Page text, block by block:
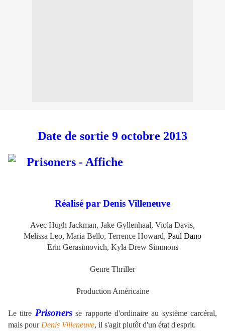
Date de sortie 9 octobre 2013
Réalisé par Denis Villeneuve
Avec Hugh Jackman, Jake Gyllenhaal, Viola Davis,
Melissa Leo, Maria Bello, Terrence Howard, Paul Dano
Erin Gerasimovich, Kyla Drew Simmons
Genre Thriller
Production Américaine
Le titre Prisonersse rapporte d'ordinaire au système carcéral,
mais pour Denis Villeneuve, il s'agit plutôt d'un état d'esprit.